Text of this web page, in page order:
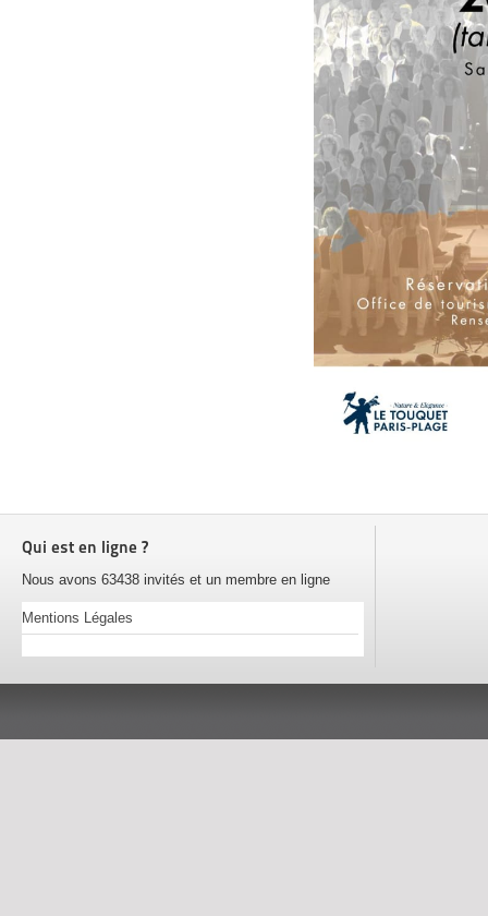
Qui est en ligne ?
Nous avons 63438 invités et un membre en ligne
Mentions Légales